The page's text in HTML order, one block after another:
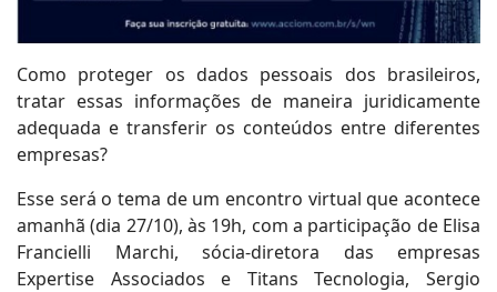
Como proteger os dados pessoais dos brasileiros,
tratar essas informações de maneira juridicamente
adequada e transferir os conteúdos entre diferentes
empresas?
Esse será o tema de um encontro virtual que acontece
amanhã (dia 27/10), às 19h, com a participação de Elisa
Francielli Marchi, sócia-diretora das empresas
Expertise Associados e Titans Tecnologia, Sergio